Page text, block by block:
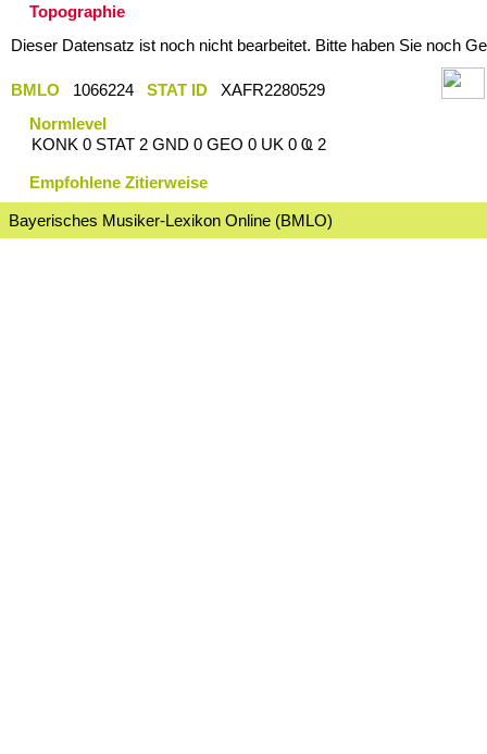
Topographie
Dieser Datensatz ist noch nicht bearbeitet. Bitte haben Sie noch
BMLO 1066224 STAT ID
XAFR2280529
Normlevel
KONK 0 STAT 2 GND 0 GEO 0 UK 0 Ҩ 2
Empfohlene Zitierweise
Bayerisches Musiker-Lexikon Online (BMLO)